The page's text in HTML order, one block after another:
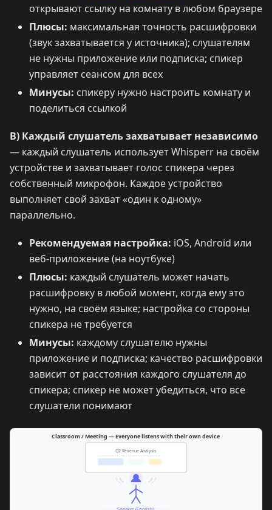
открывают ссылку на комнату в любом браузере
Плюсы: максимальная точность расшифровки
(звук захватывается у источника); слушателям
не нужны приложение или подписка; спикер
управляет сеансом для всех
Минусы: спикеру нужно настроить комнату и
поделиться ссылкой
B) Каждый слушатель захватывает независимо
— каждый слушатель использует Whisperr на своём
устройстве и захватывает голос спикера через
собственный микрофон. Каждое устройство
выполняет свой захват «один к одному»
параллельно.
Рекомендуемая настройка: iOS, Android или
веб-приложение (на ноутбуке)
Плюсы: каждый слушатель может начать
расшифровку в любой момент, когда ему это
нужно, на своём языке; настройка со стороны
спикера не требуется
Минусы: каждому слушателю нужны
приложение и подписка; качество расшифровки
зависит от расстояния каждого слушателя до
спикера; спикер не может убедиться, что все
слушатели понимают